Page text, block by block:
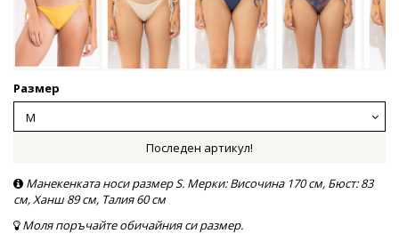
Размер
Последен артикул!
Манекенката носи размер S. Мерки: Височина 170 см, Бюст: 83
см, Ханш 89 см, Талия 60 см
Моля поръчайте обичайния си размер.